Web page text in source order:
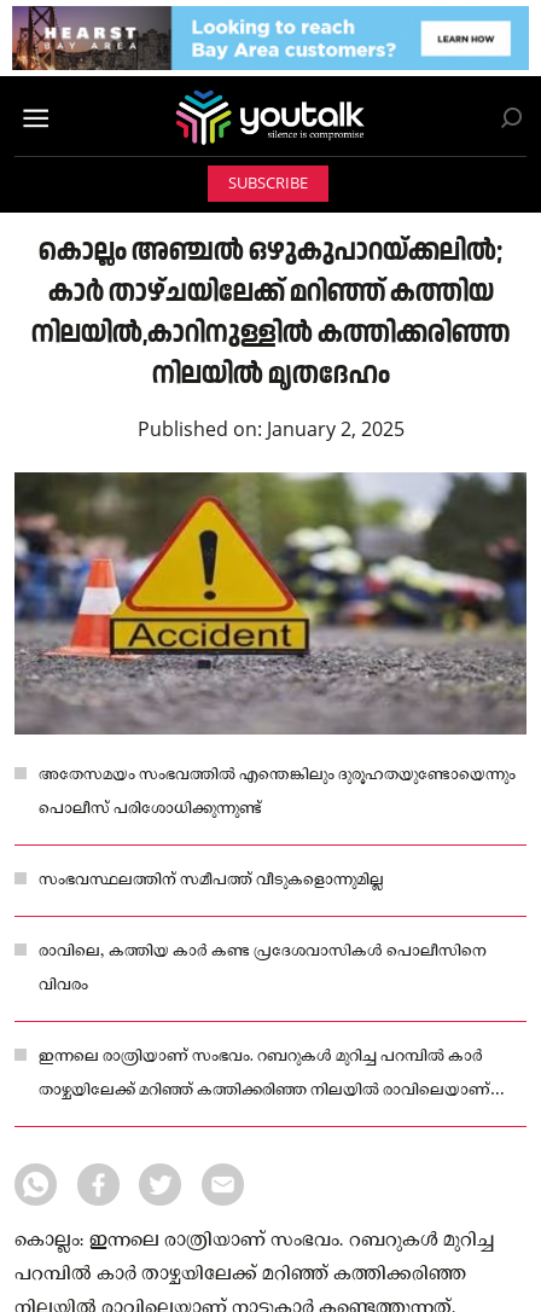
SUBSCRIBE
കൊല്ലം അഞ്ചല്‍ ഒഴുകുപാറയ്ക്കലില്‍;
കാര്‍ താഴ്ചയിലേക്ക് മറിഞ്ഞ് കത്തിയ
നിലയില്‍,കാറിനുള്ളില്‍ കത്തിക്കരിഞ്ഞ
നിലയില്‍ മൃതദേഹം
Published on: January 2, 2025
അതേസമയം സംഭവത്തില്‍ എന്തെങ്കിലും ദുരൂഹതയുണ്ടോയെന്നും
പൊലീസ് പരിശോധിക്കുന്നുണ്ട്
സംഭവസ്ഥലത്തിന് സമീപത്ത് വീടുകളൊന്നുമില്ല
രാവിലെ, കത്തിയ കാര്‍ കണ്ട പ്രദേശവാസികള്‍ പൊലീസിനെ
വിവരം
ഇന്നലെ രാത്രിയാണ് സംഭവം. റബറുകള്‍ മുറിച്ച പറമ്പില്‍ കാര്‍
താഴ്ചയിലേക്ക് മറിഞ്ഞ് കത്തിക്കരിഞ്ഞ നിലയില്‍ രാവിലെയാണ്
നാട്ടുകാര്‍ കണ്ടെത്തുന്നത്
കൊല്ലം: ഇന്നലെ രാത്രിയാണ് സംഭവം. റബറുകള്‍ മുറിച്ച
പറമ്പില്‍ കാര്‍ താഴ്ചയിലേക്ക് മറിഞ്ഞ് കത്തിക്കരിഞ്ഞ